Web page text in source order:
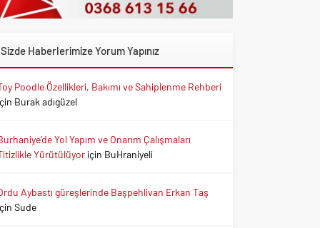
Sizde Haberlerimize Yorum Yapınız
Poodle Özellikleri, Bakımı ve Sahiplenme Rehberi
Burak adıgüzel
Yol Yapım ve Onarım Çalışmaları
Yürütülüyoriçin BuHraniyeli
Aybastı güreşlerinde Başpehlivan Erkan Taş
Sude